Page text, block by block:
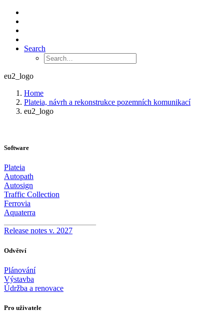
Search
eu2_logo
Home
Plateia, návrh a rekonstrukce pozemních komunikací
eu2_logo
Software
Plateia
Autopath
Autosign
Traffic Collection
Ferrovia
Aquaterra
Release notes v. 2027
Odvětví
Plánování
Výstavba
Údržba a renovace
Pro uživatele